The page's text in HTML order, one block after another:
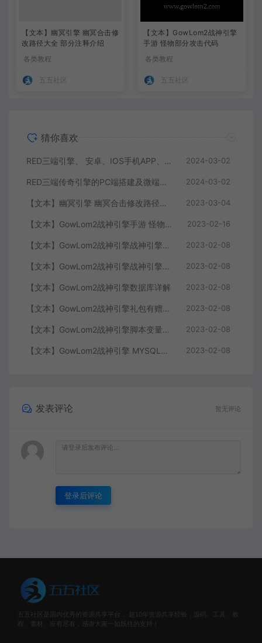
【文本】幽冥引擎 幽冥合击修
改路径大全 部分注释介绍
各类教程
五五社区
【文本】GowLom2战神引擎
手游 怪物部分攻击代码
各类教程
五五社区
猜你喜欢
RED三端引擎、 安卓、IOS手机APP、列表修改、及微端的搭建方法-特约制作 2024-03-02
RED三端传奇引擎的PC端搭建及微端服务器搭建教程 2024-03-02
【文本】幽冥引擎 幽冥合击修改路径大全 部分注释介绍 2023-03-04
【文本】GowLom2战神引擎手游 怪物部分攻击代码 2023-02-16
【文本】GowLom2战神引擎战神引擎复古传奇 玩家属性 2023-02-08
【文本】GowLom2战神引擎战神引擎DB表mir库 详细介绍 2023-02-08
【文本】GowLom2战神引擎数据库详解 2023-02-08
【文本】GowLom2战神引擎礼包有赠字修改掉 可以丢弃 2023-02-08
【文本】GowLom2战神引擎脚本变量大全 2023-02-08
【文本】GowLom2战神引擎 MYSQL安装时出现问题（The service already exists） 2023-02-08
发表评论 暂无评论
登录后评论
五五社区是国内优秀的资源共享平台， 超10年资源共享经验，源码、工具、教
程、素材、应有尽有，感谢大家一如既往的支持！